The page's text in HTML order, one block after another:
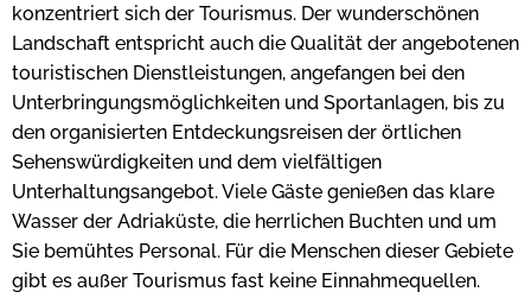
konzentriert sich der Tourismus. Der wunderschönen
Landschaft entspricht auch die Qualität der angebotenen
touristischen Dienstleistungen, angefangen bei den
Unterbringungsmöglichkeiten und Sportanlagen, bis zu
den organisierten Entdeckungsreisen der örtlichen
Sehenswürdigkeiten und dem vielfältigen
Unterhaltungsangebot. Viele Gäste genießen das klare
Wasser der Adriaküste, die herrlichen Buchten und um
Sie bemühtes Personal. Für die Menschen dieser Gebiete
gibt es außer Tourismus fast keine Einnahmequellen.